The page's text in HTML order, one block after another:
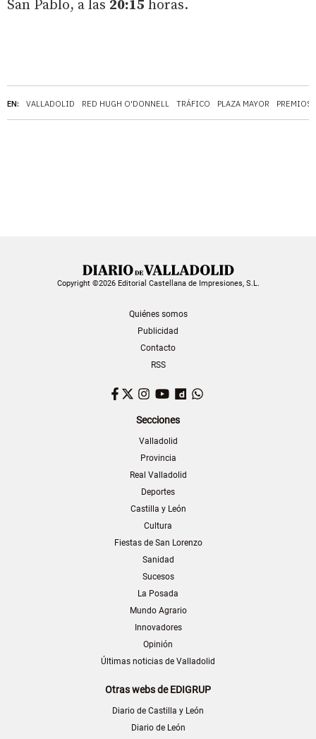
EN: VALLADOLID RED HUGH O'DONNELL TRÁFICO PLAZA MAYOR PREMIOS
San Pablo, a las 20:15 horas.
Copyright ©2026 Editorial Castellana de Impresiones, S.L.
Quiénes somos
Publicidad
Contacto
RSS
Facebook
TwitterInstagram
YouTubeDailymotion
Secciones
Valladolid
Provincia
Real Valladolid
Deportes
Castilla y León
Cultura
Fiestas de San Lorenzo
Sanidad
Sucesos
La Posada
Mundo Agrario
Innovadores
Opinión
Últimas noticias de Valladolid
Otras webs de EDIGRUP
Diario de Castilla y León
Diario de León